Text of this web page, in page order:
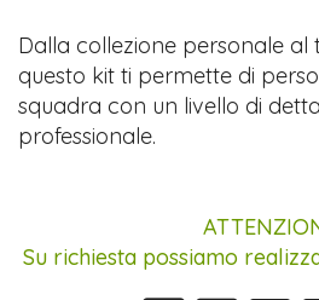
Dalla collezione personale al
questo kit ti permette di
squadra con un livello di
professionale.
Su richiesta possiamo